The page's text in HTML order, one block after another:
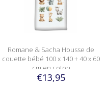
Romane & Sacha Housse de
couette bébé 100 x 140 + 40 x 60
cm en coton
€13,95